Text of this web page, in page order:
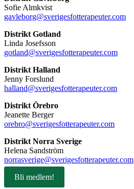
Sofie Almkvist
gavleborg@sverigesfotterapeuter.com
Distrikt Gotland
Linda Josefsson
gotland@sverigesfotterapeuter.com
Distrikt Halland
Jenny Forslund
halland@sverigesfotterapeuter.com
Distrikt Örebro
Jeanette Berger
orebro@sverigesfotterapeuter.com
Distrikt Norra Sverige
Helena Sandström
norrasverige@sverigesfotterapeuter.com
Bli medlem!